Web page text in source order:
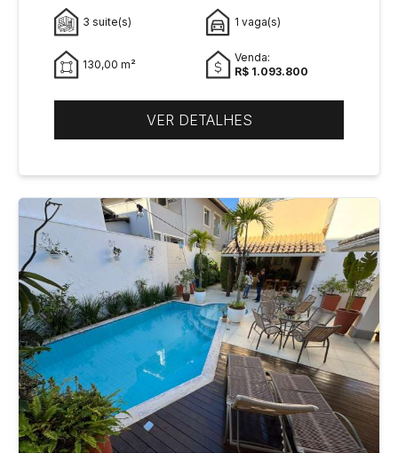
3 suite(s) 1 vaga(s)
130,00 m²
Venda:
R$ 1.093.800
VER DETALHES